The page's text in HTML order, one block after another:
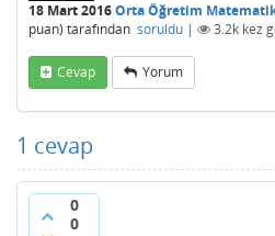
18 Mart 2016Orta Öğretim
puan) tarafından soruldu | 3.2k kez
Cevap Yorum
1 cevap
0
0